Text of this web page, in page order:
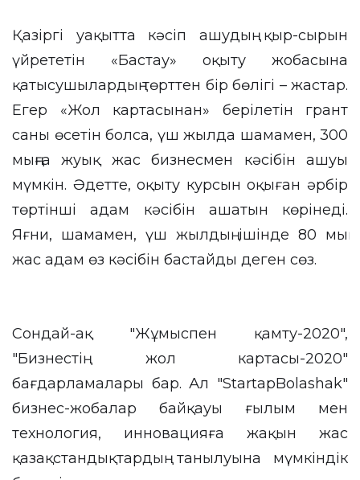
Қазіргі уақытта кәсіп ашудың қыр-сырын
үйрететін «Бастау» оқыту жобасына
қатысушылардың төрттен бір бөлігі – жастар.
Егер «Жол картасынан» берілетін грант
саны өсетін болса, үш жылда шамамен, 300
мыңға жуық жас бизнесмен кәсібін ашуы
мүмкін. Әдетте, оқыту курсын оқыған әрбір
төртінші адам кәсібін ашатын көрінеді.
Яғни, шамамен, үш жылдың ішінде 80 мың
жас адам өз кәсібін бастайды деген сөз.
Сондай-ақ "Жұмыспен қамту-2020",
"Бизнестің жол картасы-2020"
бағдарламалары бар. Ал "StartapBolashak"
бизнес-жобалар байқауы ғылым мен
технология, инновацияға жақын жас
қазақстандықтардың танылуына мүмкіндік